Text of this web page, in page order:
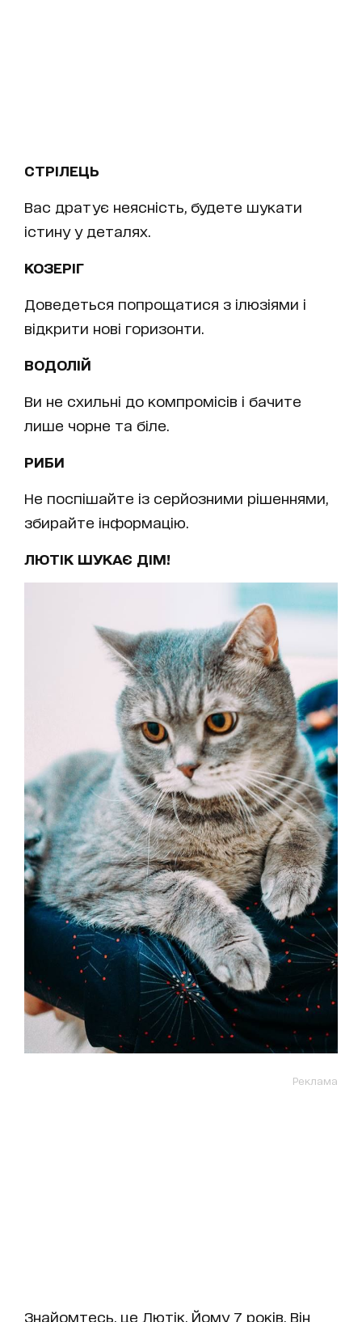
СТРІЛЕЦЬ
Вас дратує неясність, будете шукати
істину у деталях.
КОЗЕРІГ
Доведеться попрощатися з ілюзіями і
відкрити нові горизонти.
ВОДОЛІЙ
Ви не схильні до компромісів і бачите
лише чорне та біле.
РИБИ
Не поспішайте із серйозними рішеннями,
збирайте інформацію.
ЛЮТІК ШУКАЄ ДІМ!
Реклама
Знайомтесь, це Лютік. Йому 7 років. Він